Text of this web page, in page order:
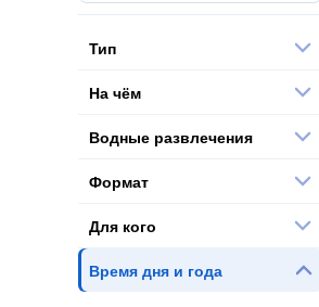
Тип
На чём
Водные развлечения
Формат
Для кого
Время дня и года